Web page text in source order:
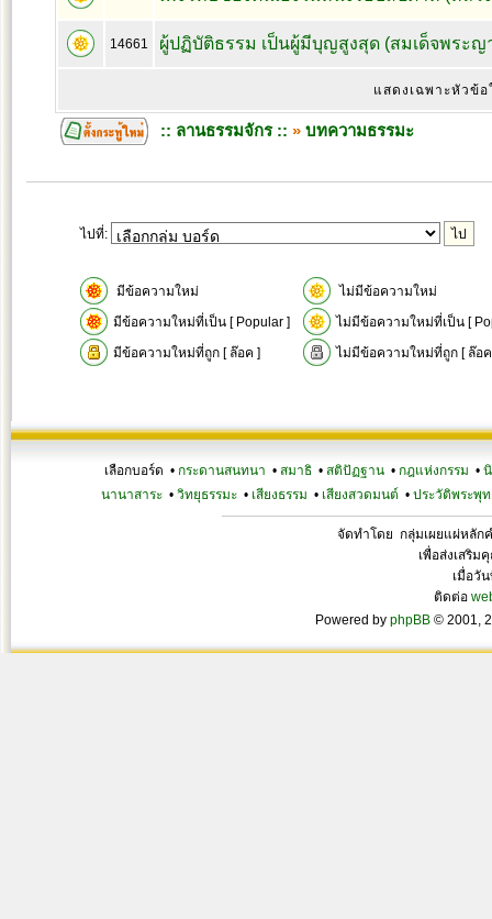
14661 ผู้ปฏิบัติธรรม เป็นผู้มีบุญสูงสุด (สมเด็จพระญ
แสดงเฉพาะหัวข้อ
:: ลานธรรมจักร :: » บทความธรรมะ
ไปที่:
มีข้อความใหม่
ไม่มีข้อความใหม่
มีข้อความใหม่ที่เป็น [ Popular ]
ไม่มีข้อความใหม่ที่เป็น [
มีข้อความใหม่ที่ถูก [ ล๊อค ]
ไม่มีข้อความใหม่ที่ถูก [ ล๊อ
เลือกบอร์ด • กระดานสนทนา • สมาธิ • สติปัฏฐาน • กฎแห่งกรรม •
นานาสาระ• วิทยุธรรมะ• เสียงธรรม • เสียงสวดมนต์ • ประวัติพระพุท
จัดทำโดย กลุ่มเผยแผ่หลัก
เพื่อส่งเสริม
เมื่อวั
ติดต่อ
Powered by phpBB © 2001,